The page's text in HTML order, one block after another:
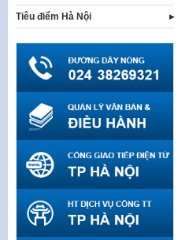
Tiêu điểm Hà Nội